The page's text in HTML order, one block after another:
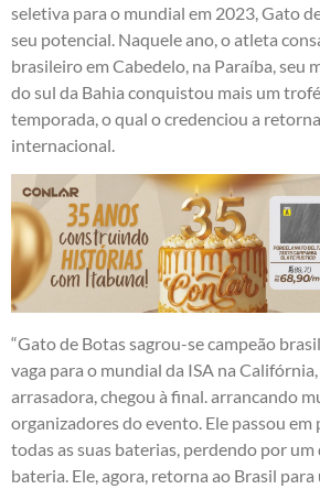
seletiva para o mundial em 2023, Gato
seu potencial. Naquele ano, o atleta
brasileiro em Cabedelo, na Paraíba, seu
do sul da Bahia conquistou mais um
temporada, o qual o credenciou a
internacional.
“Gato de Botas sagrou-se campeão
vaga para o mundial da ISA na
arrasadora, chegou à final. arrancando
organizadores do evento. Ele passou
todas as suas baterias, perdendo por
bateria. Ele, agora, retorna ao Brasil para